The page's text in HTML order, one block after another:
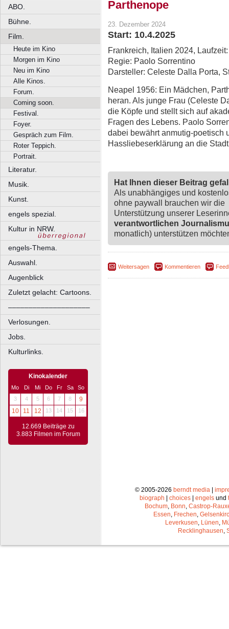
ABO.
Bühne.
Film.
Heute im Kino
Morgen im Kino
Neu im Kino
Alle Kinos.
Forum.
Coming soon.
Festival.
Foyer.
Gespräch zum Film.
Roter Teppich.
Portrait.
Literatur.
Musik.
Kunst.
engels spezial.
Kultur in NRW.
engels-Thema.
Auswahl.
Augenblick
Zuletzt gelacht: Cartoons.
––––––––––––––––––––
Verlosungen.
Jobs.
Kulturlinks.
Kinokalender
Mo Di Mi Do Fr Sa
So
3
4 5 6 7 8
9
10
11 12 13 14 15 16
12.669 Beiträge zu
3.883 Filmen im Forum
Parthenope
23. Dezember 2024
Start: 10.4.2025
Frankreich, Italien 2024,
Regie: Paolo Sorrentino
Darsteller: Celeste Dalla Porta,
Neapel 1956: Ein Mädchen,
heran. Als junge Frau (Celeste
die Köpfe und stellt sich auf
Fragen des Lebens. Paolo
dabei bewährt anmutig-poetisch
Hassliebeserklärung an die
Hat Ihnen dieser Beitrag
Als unabhängiges und
ohne paywall brauchen wir die
Unterstützung unserer
verantwortlichen
monatlich) unterstützen
Weitersagen Kommentieren
© 2005-2026 berndt media|
biograph
choices engels und
Bochum, Bonn, Castrop-
Essen, Frechen,
Leverkusen, Lünen,
Recklinghausen,